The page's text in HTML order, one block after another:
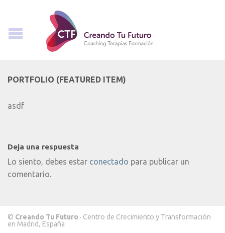
PORTFOLIO (FEATURED ITEM)
asdf
Deja una respuesta
Lo siento, debes estar conectado para publicar un
comentario.
© Creando Tu Futuro · Centro de Crecimiento y Transformación
en Madrid, España